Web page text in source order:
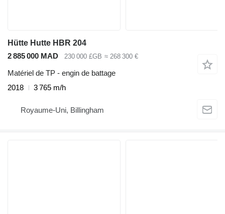
Hütte Hutte HBR 204
2 885 000 MAD
230 000 £GB ≈ 268 300 €
Matériel de TP - engin de battage
2018
3 765 m/h
Royaume-Uni, Billingham